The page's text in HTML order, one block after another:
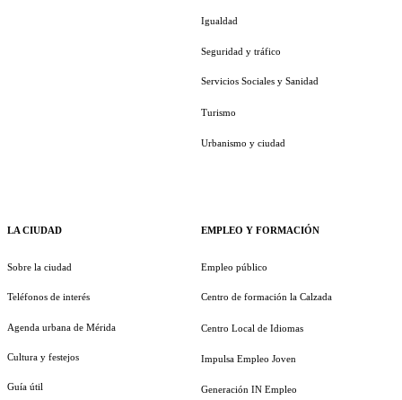
LA CIUDAD
Sobre la ciudad
Teléfonos de interés
Agenda urbana de Mérida
Cultura y festejos
Guía útil
Igualdad
Seguridad y tráfico
Servicios Sociales y Sanidad
Turismo
Urbanismo y ciudad
EMPLEO Y FORMACIÓN
Empleo público
Centro de formación la Calzada
Centro Local de Idiomas
Impulsa Empleo Joven
Generación IN Empleo